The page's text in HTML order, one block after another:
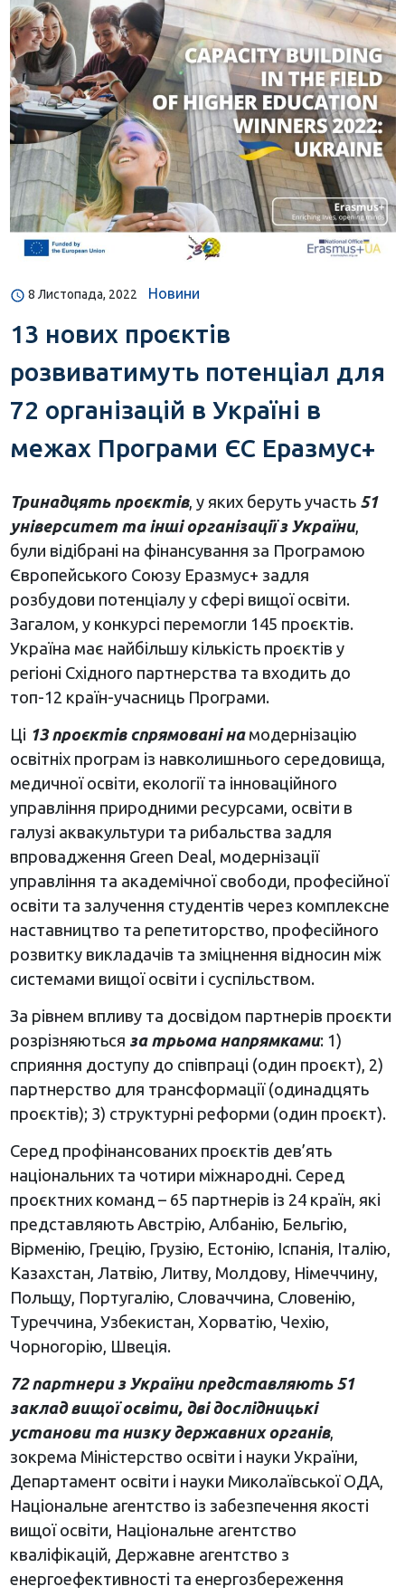
8 Листопада, 2022 Новини
13 нових проєктів
розвиватимуть потенціал для
72 організацій в Україні в
межах Програми ЄС Еразмус+
Тринадцять проєктів, у яких беруть участь 51
університет та інші організації з України,
були відібрані на фінансування за Програмою
Європейського Союзу Еразмус+ задля
розбудови потенціалу у сфері вищої освіти.
Загалом, у конкурсі перемогли 145 проєктів.
Україна має найбільшу кількість проєктів у
регіоні Східного партнерства та входить до
топ-12 країн-учасниць Програми.
Ці 13 проєктів спрямовані намодернізацію
освітніх програм із навколишнього середовища,
медичної освіти, екології та інноваційного
управління природними ресурсами, освіти в
галузі аквакультури та рибальства задля
впровадження Green Deal, модернізації
управління та академічної свободи, професійної
освіти та залучення студентів через комплексне
наставництво та репетиторство, професійного
розвитку викладачів та зміцнення відносин між
системами вищої освіти і суспільством.
За рівнем впливу та досвідом партнерів проєкти
розрізняються за трьома напрямками: 1)
сприяння доступу до співпраці (один проєкт), 2)
партнерство для трансформації (одинадцять
проєктів); 3) структурні реформи (один проєкт).
Серед профінансованих проєктів дев’ять
національних та чотири міжнародні. Серед
проєктних команд – 65 партнерів із 24 країн, які
представляють Австрію, Албанію, Бельгію,
Вірменію, Грецію, Грузію, Естонію, Іспанія, Італію,
Казахстан, Латвію, Литву, Молдову, Німеччину,
Польщу, Португалію, Словаччина, Словенію,
Туреччина, Узбекистан, Хорватію, Чехію,
Чорногорію, Швеція.
72 партнери з України представляють 51
заклад вищої освіти, дві дослідницькі
установи та низку державних органів,
зокрема Міністерство освіти і науки України,
Департамент освіти і науки Миколаївської ОДА,
Національне агентство із забезпечення якості
вищої освіти, Національне агентство
кваліфікацій, Державне агентство з
енергоефективності та енергозбереження